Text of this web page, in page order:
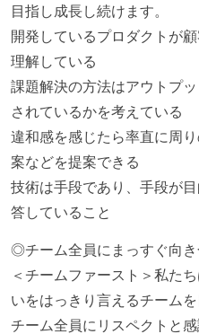
目指し成長し続けます。
開発しているプロダクトが
理解している
課題解決の方法はアウトプ
されているかを考えている
違和感を感じたら率直に周
案などを提案できる
技術は手段であり、手段が
答していること
◎チーム全員にまっすぐ向き
＜チームファースト＞私た
いをはっきり言えるチームを
チーム全員にリスペクトと